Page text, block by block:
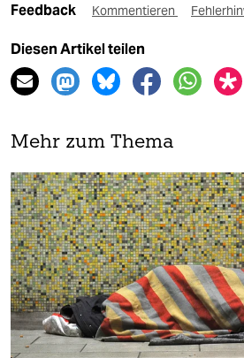
Feedback Kommentieren
Diesen Artikel teilen
Mehr zum Thema